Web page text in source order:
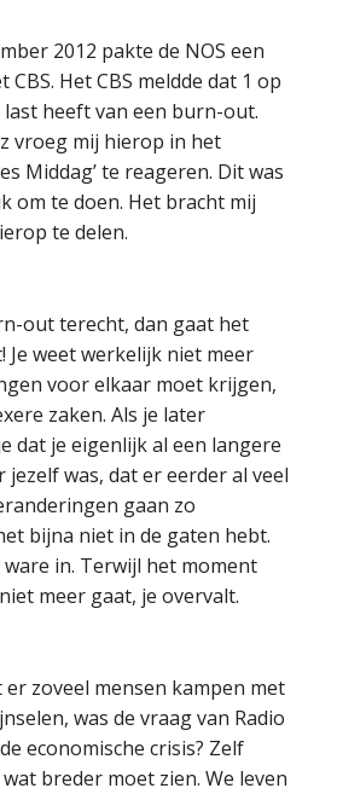
2012 pakte de NOS een
Het CBS meldde dat 1 op
heeft van een burn-out.
vroeg mij hierop in het
Middag’ te reageren. Dit was
om te doen. Het bracht mij
te delen.
out terecht, dan gaat het
Je weet werkelijk niet meer
voor elkaar moet krijgen,
zaken. Als je later
dat je eigenlijk al een langere
was, dat er eerder al veel
gaan zo
bijna niet in de gaten hebt.
ware in. Terwijl het moment
meer gaat, je overvalt.
zoveel mensen kampen met
was de vraag van Radio
economische crisis? Zelf
breder moet zien. We leven